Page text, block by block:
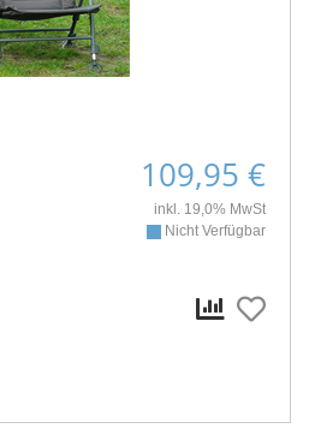
109,95 €
inkl. 19,0% MwSt
Nicht Verfügbar